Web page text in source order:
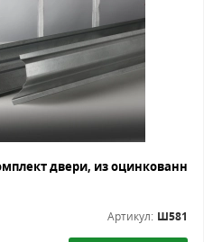
Артикул: Ш581